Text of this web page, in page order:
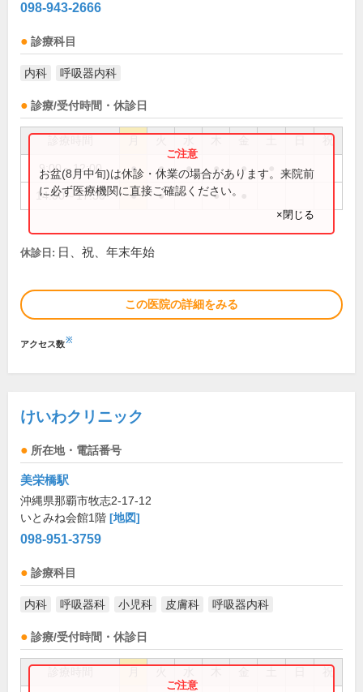
098-943-2666
診療科目
内科 呼吸器内科
診療/受付時間・休診日
祝
9:00～12:00 ● ● ● ● ●
14:00～17:30 ● ● ●
お盆(8月中旬)は休診・休業の場合があります。来院前
に必ず医療機関に直接ご確認ください。
×閉じる
休診日: 日、祝、年末年始
この医院の詳細をみる
アクセス数※
けいわクリニック
所在地・電話番号
美栄橋駅
沖縄県那覇市牧志2-17-12
いとみね会館1階 [地図]
098-951-3759
診療科目
内科 呼吸器科 小児科 皮膚科 呼吸器内科
診療/受付時間・休診日
祝